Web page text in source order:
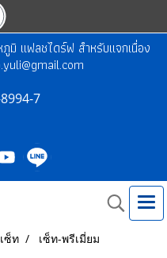
มิ แฟลชไดร์ฟ สำหรับแจกเนื่อง
7
ซ็ท
เซ็ท-พรีเมี่ยม